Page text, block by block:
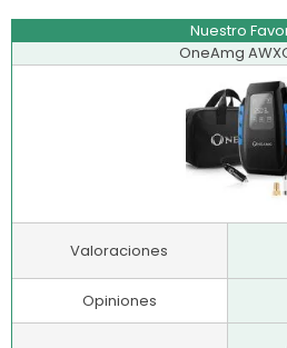
Nuestro
OneAmg
Valoraciones
Opiniones